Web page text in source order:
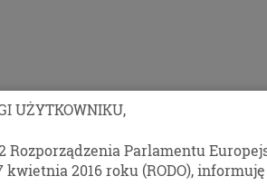
UŻYTKOWNIKU,
Rozporządzenia Parlamentu
kwietnia 2016 roku (RODO), informuję